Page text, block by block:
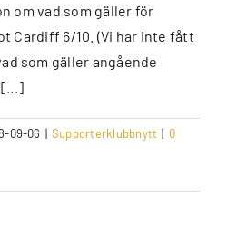
om vad som gäller för
Cardiff 6/10. (Vi har inte fått
som gäller angående
09-06 | Supporterklubbnytt | 0